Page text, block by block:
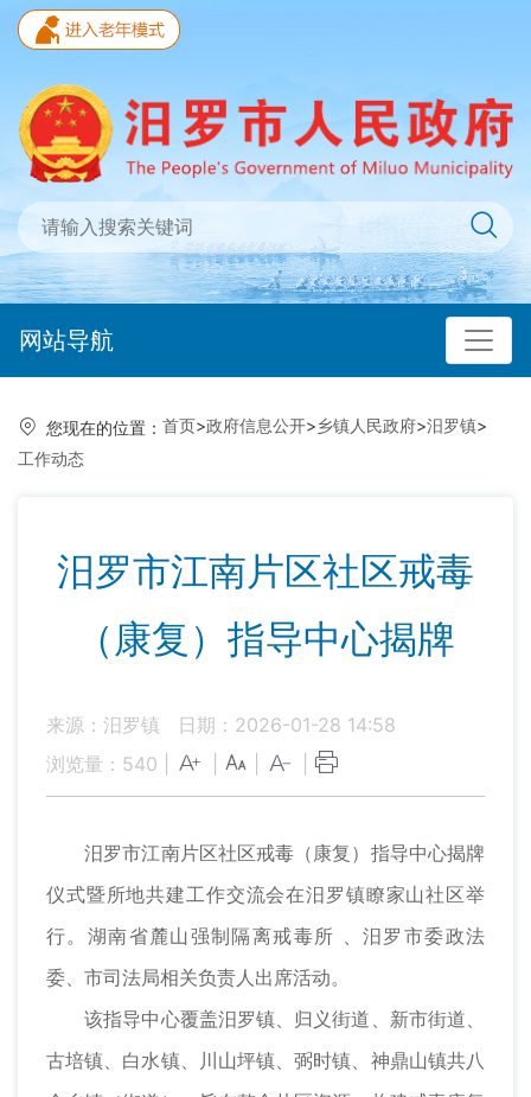
网站导航
您现在的位置： 首页>政府信息公开>乡镇人民政府>汨罗镇>
工作动态
汨罗市江南片区社区戒毒
（康复）指导中心揭牌
来源：汨罗镇
日期：2026-01-28 14:58
浏览量： 540
汨罗市江南片区社区戒毒（康复）指导中心揭牌
仪式暨所地共建工作交流会在汨罗镇瞭家山社区举
行。湖南省麓山强制隔离戒毒所 、汨罗市委政法
委、市司法局相关负责人出席活动。
该指导中心覆盖汨罗镇、归义街道、新市街道、
古培镇、白水镇、川山坪镇、弼时镇、神鼎山镇共八